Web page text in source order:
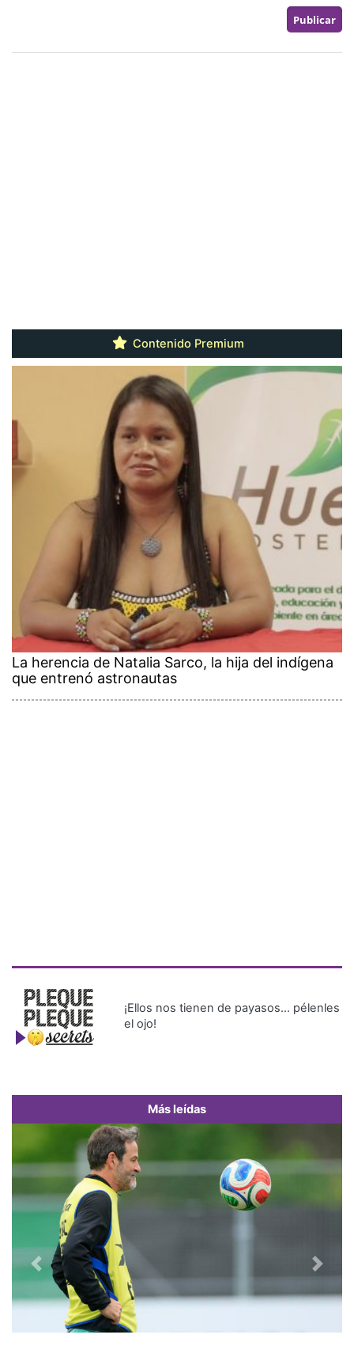
Contenido Premium
La herencia de Natalia Sarco, la hija del indígena
que entrenó astronautas
¡Ellos nos tienen de payasos… pélenles
el ojo!
Más leídas
Previous Next